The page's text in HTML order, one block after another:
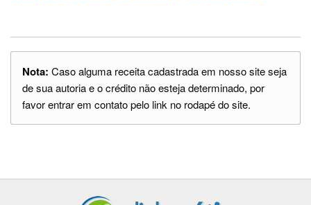
Nota: Caso alguma receita cadastrada em nosso site seja
de sua autoria e o crédito não esteja determinado, por
favor entrar em contato pelo link no rodapé do site.